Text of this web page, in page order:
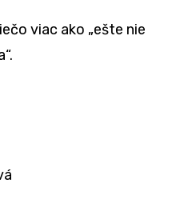
viac ako „ešte nie